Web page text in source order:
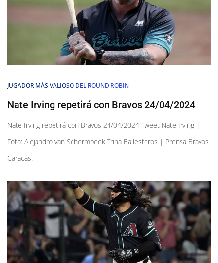
JUGADOR MÁS VALIOSO DEL ROUND ROBIN
Nate Irving repetirá con Bravos 24/04/2024
Nate Irving repetirá con Bravos 24/04/2024 Tweet Nate Irving |
Foto: Alejandro van Schermbeek Trina Ballesteros | Prensa Bravos
Caracas.-